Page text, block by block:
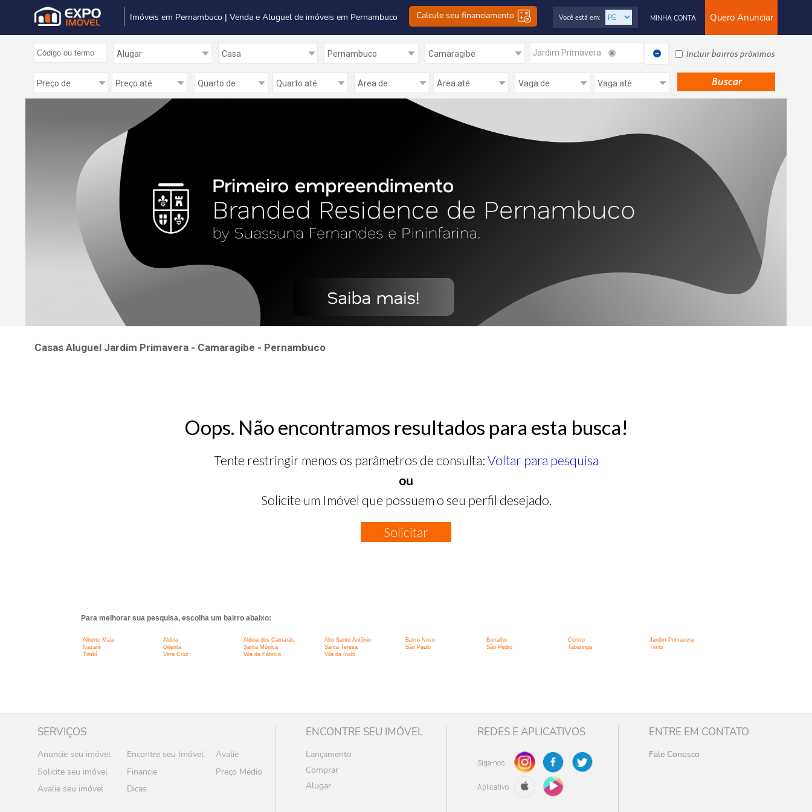
Imóveis em Pernambuco | Venda e Aluguel de imóveis em Pernambuco Calcule seu financiamento Quero Anunciar
MINHA CONTA
Você está em:
Jardim Primavera Incluir bairros próximos
Casas Aluguel Jardim Primavera - Camaragibe - Pernambuco
Oops. Não encontramos resultados para esta busca!
Tente restringir menos os parâmetros de consulta: Voltar para pesquisa
ou
Solicite um Imóvel que possuem o seu perfil desejado.
Solicitar
Para melhorar sua pesquisa, escolha um bairro abaixo:
Alberto Maia Aldeia Aldeia dos Camarás Alto Santo Antônio Bairro Novo Borralho Centro
Jardim Primavera
Nazaré
Oitenta Santa Mônica Santa Teresa São Paulo São Pedro Tabatinga
Timbi
Timbí
Vera Cruz Vila da Fábrica Vila da Inabi
SERVIÇOS
Anuncie seu imóvel Encontre seu Imóvel
Avalie
Solicite seu imóvel
Financie
Preço Médio
Avalie seu imóvel
Dicas
ENCONTRE SEU IMÓVEL
Lançamento
Comprar
Alugar
REDES E APLICATIVOS
Siga-nos
Aplicativo
ENTRE EM CONTATO
Fale Conosco